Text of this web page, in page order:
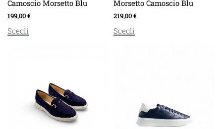
Camoscio Morsetto Blu
199,00€
Scegli
Morsetto Camoscio Blu
219,00€
Scegli